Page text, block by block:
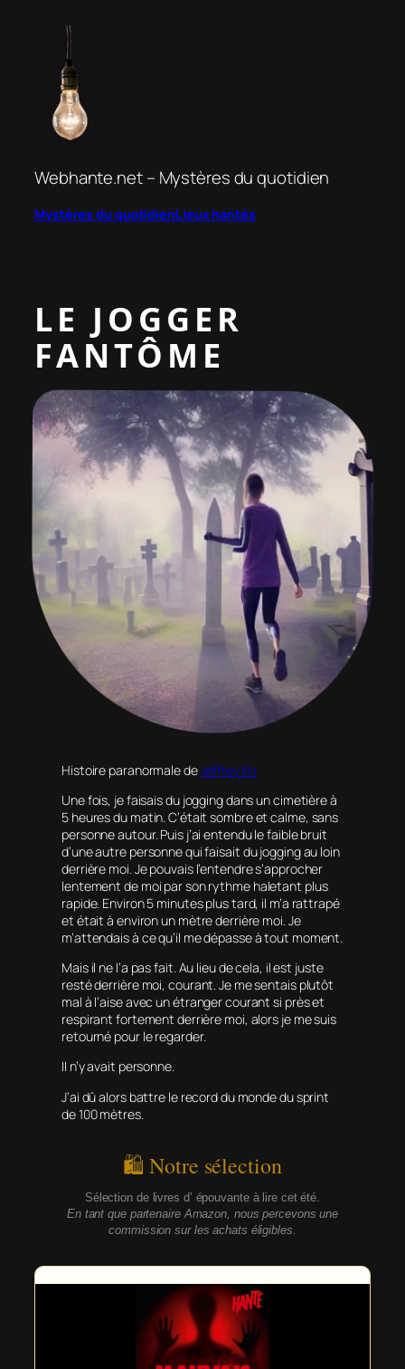
Webhante.net – Mystères du quotidien
Mystères du quotidienLieux hantés
LE JOGGER
FANTÔME
Histoire paranormale deJeffrey Ko
Une fois, je faisais du jogging dans un cimetière à
5 heures du matin. C’était sombre et calme, sans
personne autour. Puis j’ai entendu le faible bruit
d’une autre personne qui faisait du jogging au loin
derrière moi. Je pouvais l’entendre s’approcher
lentement de moi par son rythme haletant plus
rapide. Environ 5 minutes plus tard, il m’a rattrapé
et était à environ un mètre derrière moi. Je
m’attendais à ce qu’il me dépasse à tout moment.
Mais il ne l’a pas fait. Au lieu de cela, il est juste
resté derrière moi, courant. Je me sentais plutôt
mal à l’aise avec un étranger courant si près et
respirant fortement derrière moi, alors je me suis
retourné pour le regarder.
Il n’y avait personne.
J’ai dû alors battre le record du monde du sprint
de 100 mètres.
🛍 Notre sélection
Sélection de livres d’ épouvante à lire cet été.
En tant que partenaire Amazon, nous percevons une
commission sur les achats éligibles.